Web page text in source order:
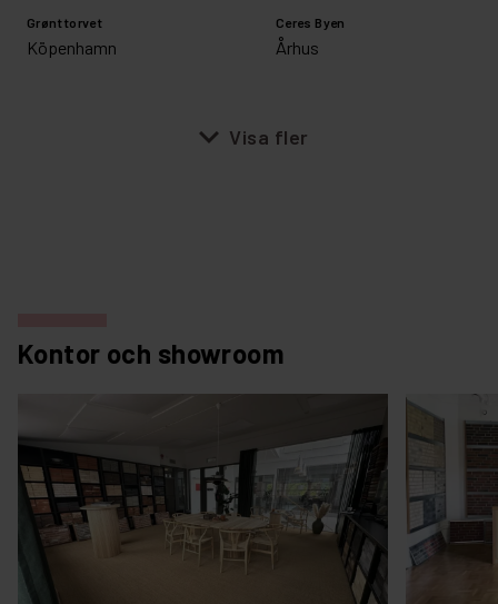
Grønttorvet
Köpenhamn
Ceres Byen
Århus
expand_more Visa fler
Kontor och showroom